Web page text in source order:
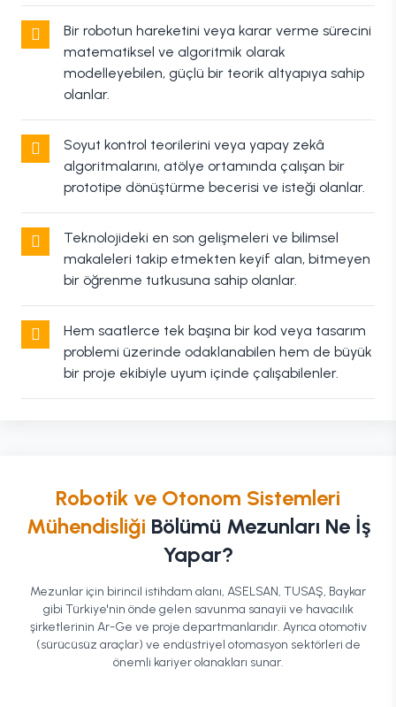
Bir robotun hareketini veya karar verme sürecini
matematiksel ve algoritmik olarak
modelleyebilen, güçlü bir teorik altyapıya sahip
olanlar.
Soyut kontrol teorilerini veya yapay zekâ
algoritmalarını, atölye ortamında çalışan bir
prototipe dönüştürme becerisi ve isteği olanlar.
Teknolojideki en son gelişmeleri ve bilimsel
makaleleri takip etmekten keyif alan, bitmeyen
bir öğrenme tutkusuna sahip olanlar.
Hem saatlerce tek başına bir kod veya tasarım
problemi üzerinde odaklanabilen hem de büyük
bir proje ekibiyle uyum içinde çalışabilenler.
Robotik ve Otonom Sistemleri
Mühendisliği Bölümü Mezunları Ne İş
Yapar?
Mezunlar için birincil istihdam alanı, ASELSAN, TUSAŞ, Baykar
gibi Türkiye'nin önde gelen savunma sanayii ve havacılık
şirketlerinin Ar-Ge ve proje departmanlarıdır. Ayrıca otomotiv
(sürücüsüz araçlar) ve endüstriyel otomasyon sektörleri de
önemli kariyer olanakları sunar.